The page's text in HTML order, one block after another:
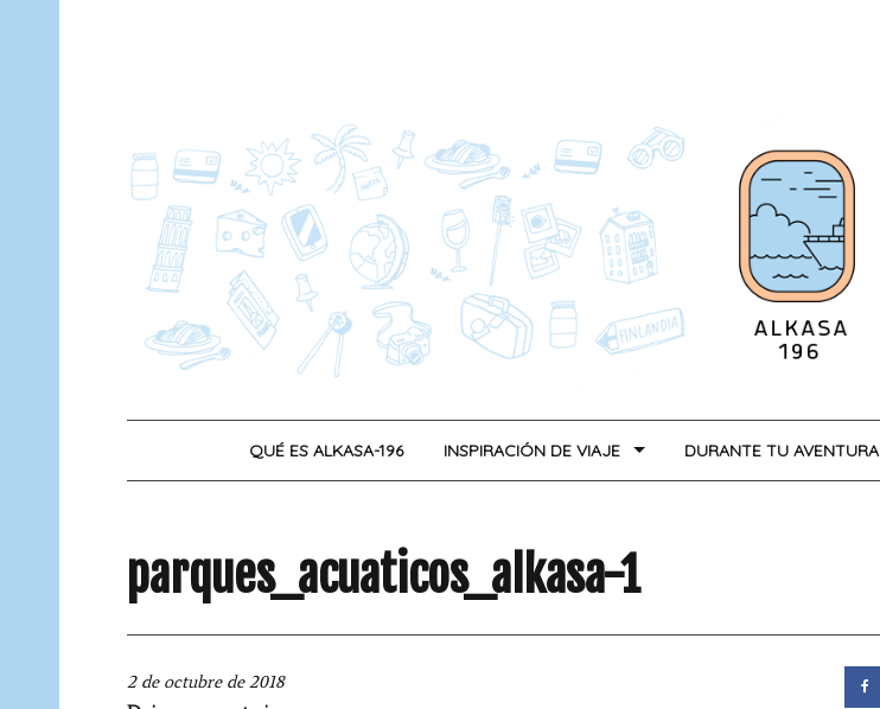
QUÉ ES ALKASA-196 INSPIRACIÓN DE VIAJE DURANTE TU AVENTURA
parques_acuaticos_alkasa-1
2 de octubre de 2018